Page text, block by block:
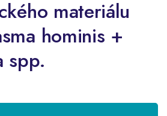
materiálu
hominis +
spp.